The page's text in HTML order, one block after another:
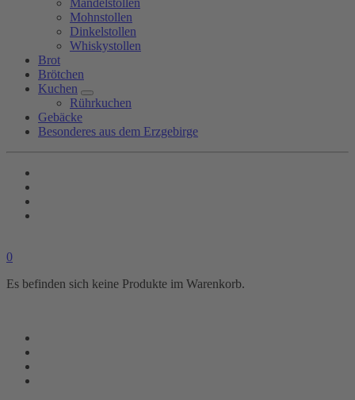
Mandelstollen
Mohnstollen
Dinkelstollen
Whiskystollen
Brot
Brötchen
Kuchen
Rührkuchen
Gebäcke
Besonderes aus dem Erzgebirge
0
Es befinden sich keine Produkte im Warenkorb.